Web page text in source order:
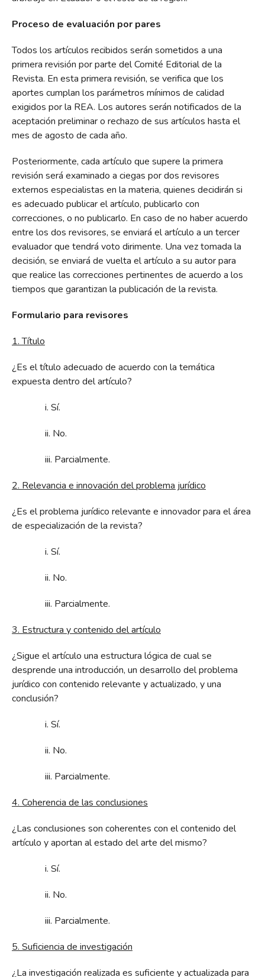
Proceso de evaluación por pares
Todos los artículos recibidos serán sometidos a una
primera revisión por parte del Comité Editorial de la
Revista. En esta primera revisión, se verifica que los
aportes cumplan los parámetros mínimos de calidad
exigidos por la REA. Los autores serán notificados de la
aceptación preliminar o rechazo de sus artículos hasta el
mes de agosto de cada año.
Posteriormente, cada artículo que supere la primera
revisión será examinado a ciegas por dos revisores
externos especialistas en la materia, quienes decidirán si
es adecuado publicar el artículo, publicarlo con
correcciones, o no publicarlo. En caso de no haber acuerdo
entre los dos revisores, se enviará el artículo a un tercer
evaluador que tendrá voto dirimente. Una vez tomada la
decisión, se enviará de vuelta el artículo a su autor para
que realice las correcciones pertinentes de acuerdo a los
tiempos que garantizan la publicación de la revista.
Formulario para revisores
1. Título
¿Es el título adecuado de acuerdo con la temática
expuesta dentro del artículo?
i. Sí.
ii. No.
iii. Parcialmente.
2. Relevancia e innovación del problema jurídico
¿Es el problema jurídico relevante e innovador para el área
de especialización de la revista?
i. Sí.
ii. No.
iii. Parcialmente.
3. Estructura y contenido del artículo
¿Sigue el artículo una estructura lógica de cual se
desprende una introducción, un desarrollo del problema
jurídico con contenido relevante y actualizado, y una
conclusión?
i. Sí.
ii. No.
iii. Parcialmente.
4. Coherencia de las conclusiones
¿Las conclusiones son coherentes con el contenido del
artículo y aportan al estado del arte del mismo?
i. Sí.
ii. No.
iii. Parcialmente.
5. Suficiencia de investigación
¿La investigación realizada es suficiente y actualizada para